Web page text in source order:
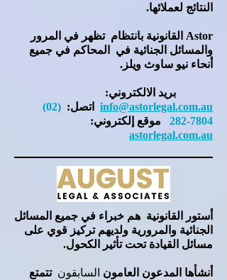
النتائج لعملائها.
Astor القانونية بانتظام تظهر في المرور
والمسائل الجنائية في
المحاكم في جميع
أنحاء نيو ساوث ويلز.
بريد الالكتروني:
info@astorlegal.com.au
اتصل:
(02)
7804-282
موقع إلكتروني:
astorlegal.com.au
أستور القانونية هم خبراء في جميع المسائل
الجنائية والمرورية ولديهم تركيز قوي على
مسائل القيادة تحت تأثير الكحول.
أنشأها المدعون العامون السابقونتتمتع